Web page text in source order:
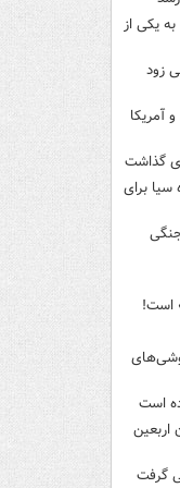
یکی از
زود
آمریکا
سیا برای
است!
است
اربعین